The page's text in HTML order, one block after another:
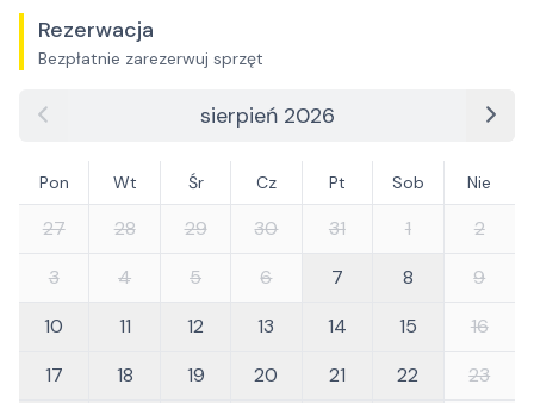
Rezerwacja
Bezpłatnie zarezerwuj sprzęt
sierpień 2026
Pon Wt Śr Cz Pt Sob Nie
27 28 29 30 31 1
2
3
4 5 6 7 8
9
10
11 12 13 14 15
16
17
18 19 20 21 22
23